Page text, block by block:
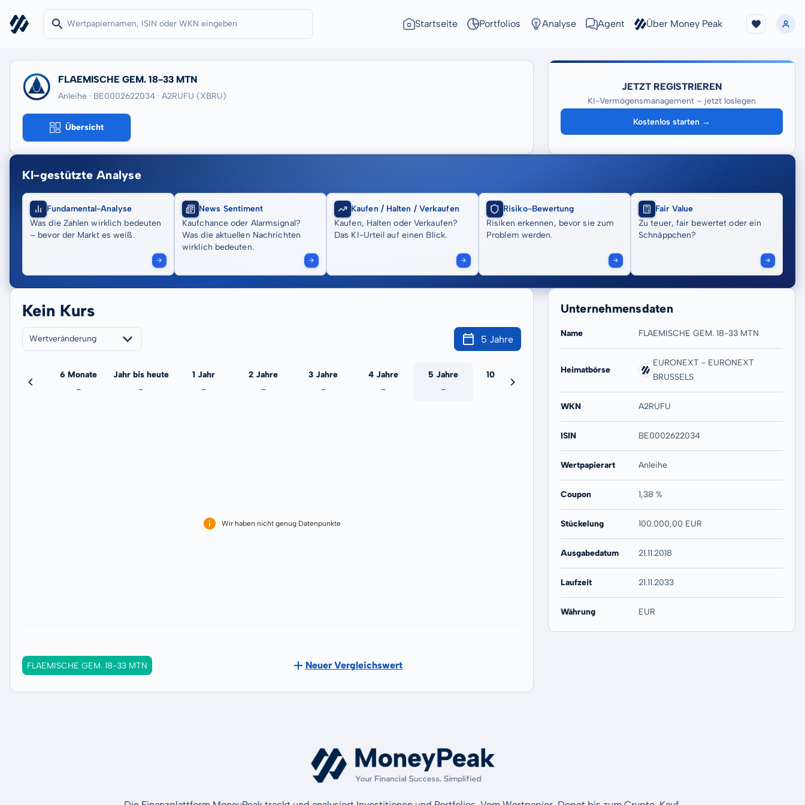
Startseite Portfolios Analyse Agent Über Money Peak
FLAEMISCHE GEM. 18-33 MTN
Anleihe · BE0002622034 · A2RUFU (XBRU)
Übersicht
JETZT REGISTRIEREN
KI-Vermögensmanagement – jetzt loslegen
Kostenlos starten →
KI-gestützte Analyse
Fundamental-Analyse
Was die Zahlen wirklich bedeuten
– bevor der Markt es weiß.
News Sentiment
Kaufchance oder Alarmsignal?
Was die aktuellen Nachrichten
wirklich bedeuten.
Kaufen / Halten / Verkaufen
Kaufen, Halten oder Verkaufen?
Das KI-Urteil auf einen Blick.
Risiko-Bewertung
Risiken erkennen, bevor sie zum
Problem werden.
Fair Value
Zu teuer, fair bewertet oder ein
Schnäppchen?
Kein Kurs
Wertveränderung 5 Jahre
6 Monate
-
Jahr bis heute
-
1 Jahr
-
2 Jahre
-
3 Jahre
-
4 Jahre
-
5 Jahre
-
10 Jahre 20 Jahre
- -
Wir haben nicht genug Datenpunkte
FLAEMISCHE GEM. 18-33 MTN Neuer Vergleichswert
Unternehmensdaten
Name FLAEMISCHE GEM. 18-33 MTN
Heimatbörse
EURONEXT - EURONEXT
BRUSSELS
WKN A2RUFU
ISIN BE0002622034
Wertpapierart Anleihe
Coupon 1,38 %
Stückelung 100.000,00 EUR
Ausgabedatum 21.11.2018
Laufzeit 21.11.2033
Währung EUR